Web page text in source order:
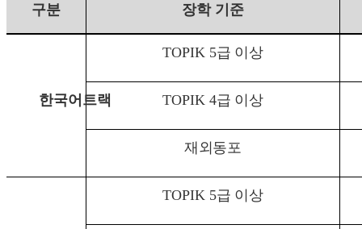
구분 장학 기준
한국어트랙
TOPIK 5급 이상
TOPIK 4급 이상
재외동포
TOPIK 5급 이상